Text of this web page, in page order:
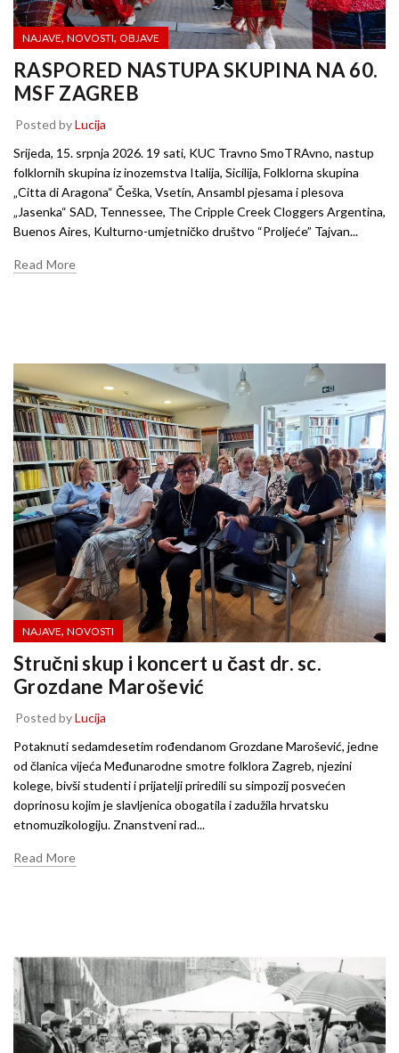
NAJAVE, NOVOSTI, OBJAVE
RASPORED NASTUPA SKUPINA NA 60.
MSF ZAGREB
Posted byLucija
Srijeda, 15. srpnja 2026. 19 sati, KUC Travno SmoTRAvno, nastup
folklornih skupina iz inozemstva Italija, Sicilija, Folklorna skupina
„Citta di Aragona“ Češka, Vsetín, Ansambl pjesama i plesova
„Jasenka“ SAD, Tennessee, The Cripple Creek Cloggers Argentina,
Buenos Aires, Kulturno-umjetničko društvo “Proljeće” Tajvan...
Read More
NAJAVE, NOVOSTI
Stručni skup i koncert u čast dr. sc.
Grozdane Marošević
Posted byLucija
Potaknuti sedamdesetim rođendanom Grozdane Marošević, jedne
od članica vijeća Međunarodne smotre folklora Zagreb, njezini
kolege, bivši studenti i prijatelji priredili su simpozij posvećen
doprinosu kojim je slavljenica obogatila i zadužila hrvatsku
etnomuzikologiju. Znanstveni rad...
Read More